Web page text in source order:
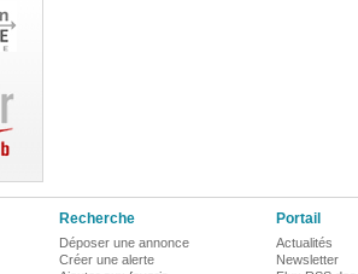
Recherche
Déposer une annonce
Créer une alerte
Portail
Actualités
Newsletter